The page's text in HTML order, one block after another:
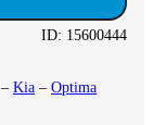
ID: 15600444
– Kia – Optima